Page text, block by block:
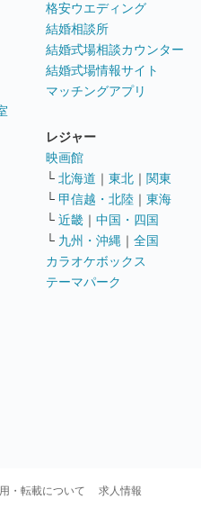
格安ウエディング
結婚相談所
結婚式場相談カウンター
結婚式場情報サイト
マッチングアプリ
レジャー
映画館
└ 北海道 ｜ 東北 ｜ 関東
└ 甲信越・北陸 ｜ 東海
└ 近畿 ｜ 中国・四国
└ 九州・沖縄 ｜ 全国
カラオケボックス
テーマパーク
・転載について 求人情報